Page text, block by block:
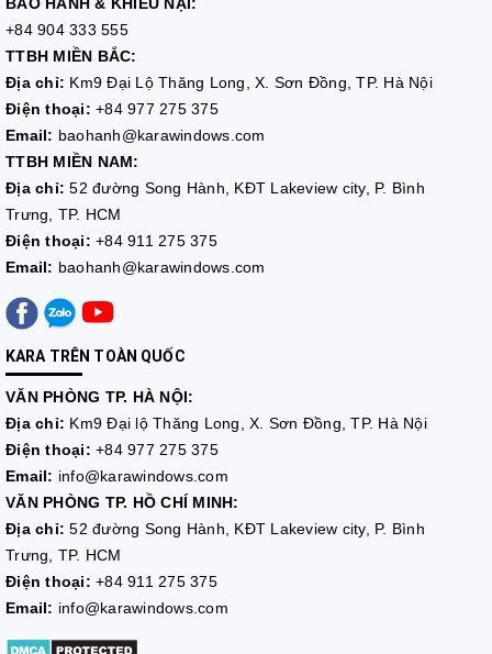
+84 904 333 555
TTBH MIỀN BẮC:
Địa chỉ: Km9 Đại Lộ Thăng Long, X. Sơn Đồng, TP. Hà Nội
Điện thoại: +84 977 275 375
Email: baohanh@karawindows.com
TTBH MIỀN NAM:
Địa chỉ: 52 đường Song Hành, KĐT Lakeview city, P. Bình
Trưng, TP. HCM
Điện thoại: +84 911 275 375
Email: baohanh@karawindows.com
KARA TRÊN TOÀN QUỐC
VĂN PHÒNG TP. HÀ NỘI:
Địa chỉ: Km9 Đại lộ Thăng Long, X. Sơn Đồng, TP. Hà Nội
Điện thoại: +84 977 275 375
Email: info@karawindows.com
VĂN PHÒNG TP. HỒ CHÍ MINH:
Địa chỉ:52 đường Song Hành, KĐT Lakeview city, P. Bình
Trưng, TP. HCM
Điện thoại: +84 911 275 375
Email: info@karawindows.com